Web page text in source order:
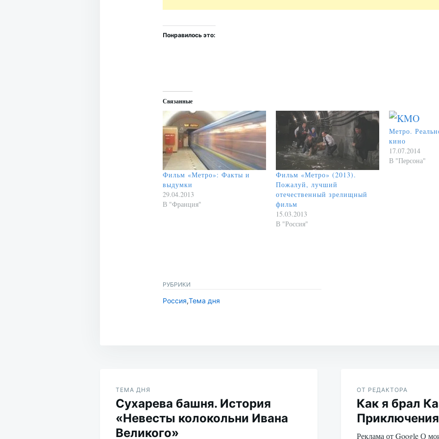
Понравилось это:
Связанные
Фильм «Метро»: Факты и
выдумки
29.04.2013
В "Франция"
Фильм «Метро» (2013).
Пожалуй, лучший
отечественный зрелищный
фильм
15.03.2013
В "Россия"
Метро.
кино
17.07.2014
В "Персона"
РУБРИКИ
Россия,Тема дня
по
записям
ТЕМА ДНЯ
Сухарева башня. История
«Невесты колокольни Ивана
Великого»
ОТ РЕДАКТОРА
Как я брал
Реклама от Google О